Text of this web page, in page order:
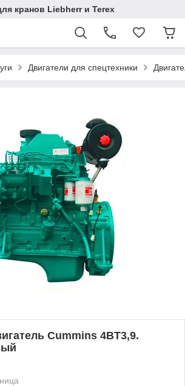
кранов Liebherr и Terex
Двигатели для спецтехники
Cummins 4BT3,9.